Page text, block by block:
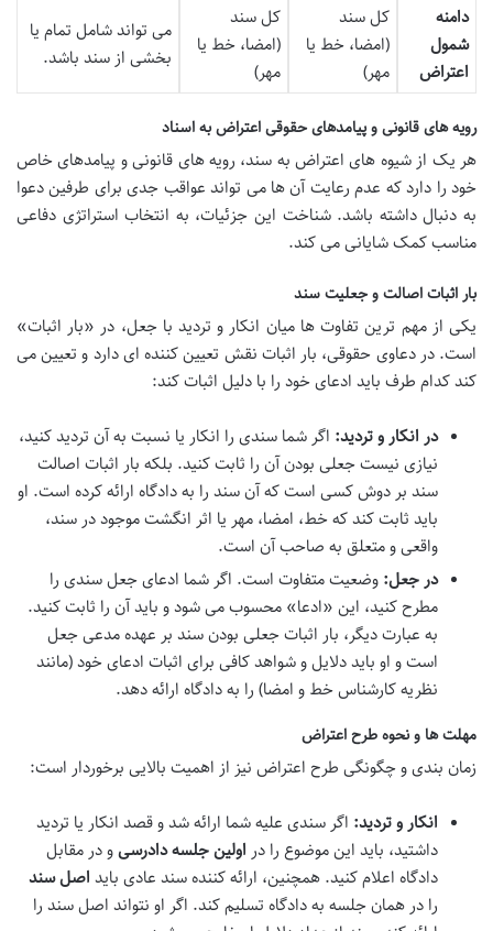
دامنه
شمول
اعتراض
کل سند
(امضا، خط یا
مهر)
کل سند
(امضا، خط یا
مهر)
می تواند شامل تمام یا
بخشی از سند باشد.
رویه های قانونی و پیامدهای حقوقی اعتراض به اسناد
هر یک از شیوه های اعتراض به سند، رویه های قانونی و پیامدهای خاص
خود را دارد که عدم رعایت آن ها می تواند عواقب جدی برای طرفین دعوا
به دنبال داشته باشد. شناخت این جزئیات، به انتخاب استراتژی دفاعی
مناسب کمک شایانی می کند.
بار اثبات اصالت و جعلیت سند
یکی از مهم ترین تفاوت ها میان انکار و تردید با جعل، در «بار اثبات»
است. در دعاوی حقوقی، بار اثبات نقش تعیین کننده ای دارد و تعیین می
کند کدام طرف باید ادعای خود را با دلیل اثبات کند:
در انکار و تردید: اگر شما سندی را انکار یا نسبت به آن تردید کنید،
نیازی نیست جعلی بودن آن را ثابت کنید. بلکه بار اثبات اصالت
سند بر دوش کسی است که آن سند را به دادگاه ارائه کرده است. او
باید ثابت کند که خط، امضا، مهر یا اثر انگشت موجود در سند،
واقعی و متعلق به صاحب آن است.
در جعل: وضعیت متفاوت است. اگر شما ادعای جعل سندی را
مطرح کنید، این «ادعا» محسوب می شود و باید آن را ثابت کنید.
به عبارت دیگر، بار اثبات جعلی بودن سند بر عهده مدعی جعل
است و او باید دلایل و شواهد کافی برای اثبات ادعای خود (مانند
نظریه کارشناس خط و امضا) را به دادگاه ارائه دهد.
مهلت ها و نحوه طرح اعتراض
زمان بندی و چگونگی طرح اعتراض نیز از اهمیت بالایی برخوردار است:
انکار و تردید: اگر سندی علیه شما ارائه شد و قصد انکار یا تردید
داشتید، باید این موضوع را در اولین جلسه دادرسیو در مقابل
دادگاه اعلام کنید. همچنین، ارائه کننده سند عادی باید اصل سند
را در همان جلسه به دادگاه تسلیم کند. اگر او نتواند اصل سند را